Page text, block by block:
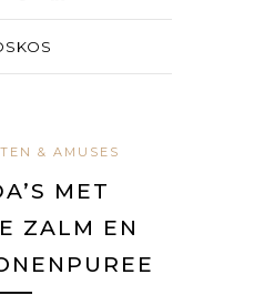
& AMUSES
MET
ZALM EN